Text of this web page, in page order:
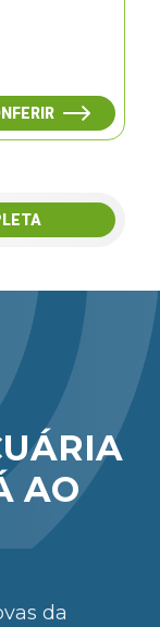
AO
da